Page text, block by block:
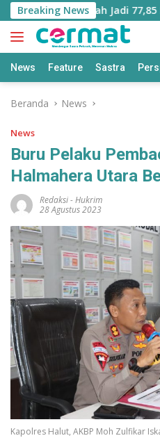
Langsung
ke
konten
Breaking News
Bertambah Jadi 77,85 Ribu
News Feature Sastra
Beranda News
News
Buru Pelaku
Halmahera Utara
Redaksi-Hukrim
28 Agustus 2023
Kapolres Halut, AKBP Moh Zulfikar